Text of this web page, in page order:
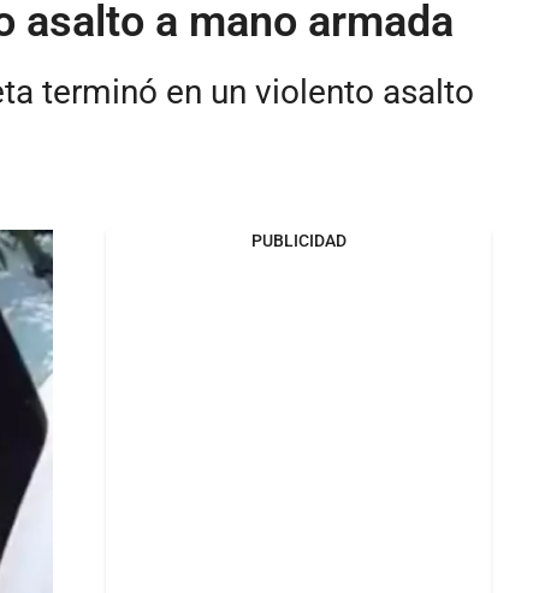
asalto a mano armada
terminó en un violento asalto
PUBLICIDAD